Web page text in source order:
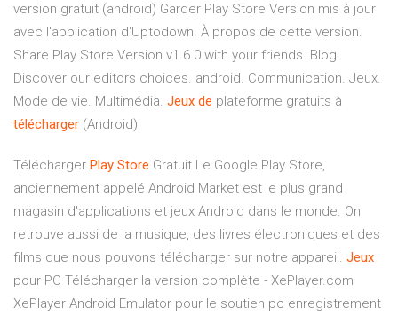
version gratuit (android) Garder Play Store Version mis à jour
avec l'application d'Uptodown. À propos de cette version.
Share Play Store Version v1.6.0 with your friends. Blog.
Discover our editors choices. android. Communication. Jeux.
Mode de vie. Multimédia. Jeux de plateforme gratuits à
télécharger (Android)
Télécharger Play Store Gratuit Le Google Play Store,
anciennement appelé Android Market est le plus grand
magasin d'applications et jeux Android dans le monde. On
retrouve aussi de la musique, des livres électroniques et des
films que nous pouvons télécharger sur notre appareil. Jeux
pour PC Télécharger la version complète - XePlayer.com
XePlayer Android Emulator pour le soutien pc enregistrement